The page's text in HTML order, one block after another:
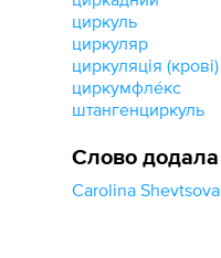
циркуль
циркуляр
циркуляція (крові)
циркумфле́кс
штангенциркуль
Слово додала
Carolina Shevtsova